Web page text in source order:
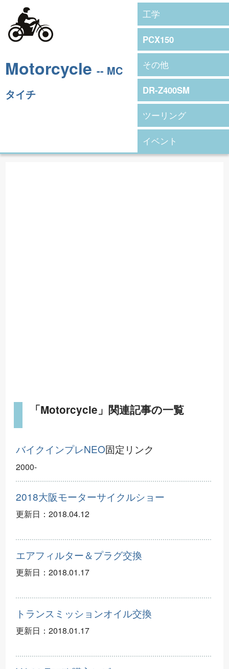
Motorcycle -- MC
タイチ
工学
PCX150
その他
DR-Z400SM
ツーリング
イベント
「Motorcycle」関連記事の一覧
バイクインプレNEO 固 定 リ ン ク
2000-
2018大阪モーターサイクルショー
更新日： 2018.04.12
エアフィルター＆プラグ交換
更新日： 2018.01.17
トランスミッションオイル交換
更新日： 2018.01.17